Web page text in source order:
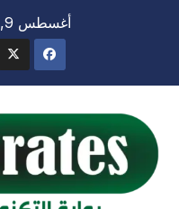
أغسطس 9, 2026